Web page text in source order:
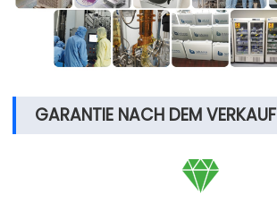
GARANTIE NACH DEM VERKAUF
